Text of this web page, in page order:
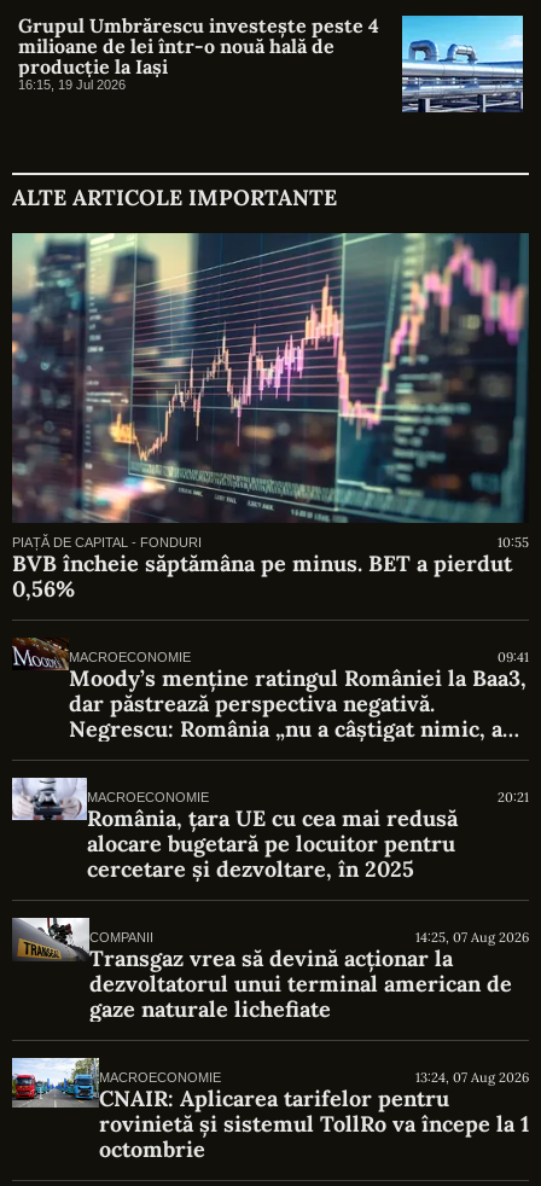
Grupul Umbrărescu investește peste 4
milioane de lei într-o nouă hală de
producție la Iași
16:15, 19 Jul 2026
ALTE ARTICOLE IMPORTANTE
PIAȚĂ DE CAPITAL - FONDURI 10:55
BVB încheie săptămâna pe minus. BET a pierdut
0,56%
MACROECONOMIE 09:41
Moody’s menține ratingul României la Baa3,
dar păstrează perspectiva negativă.
Negrescu: România „nu a câștigat nimic, a
evitat o pierdere”
MACROECONOMIE 20:21
România, țara UE cu cea mai redusă
alocare bugetară pe locuitor pentru
cercetare și dezvoltare, în 2025
COMPANII 14:25, 07 Aug 2026
Transgaz vrea să devină acționar la
dezvoltatorul unui terminal american de
gaze naturale lichefiate
MACROECONOMIE 13:24, 07 Aug 2026
CNAIR: Aplicarea tarifelor pentru
rovinietă și sistemul TollRo va începe la 1
octombrie